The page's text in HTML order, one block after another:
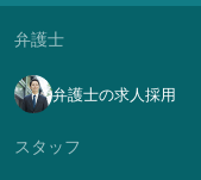
弁護士
弁護士の求人採用
スタッフ